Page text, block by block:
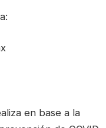
en base a la